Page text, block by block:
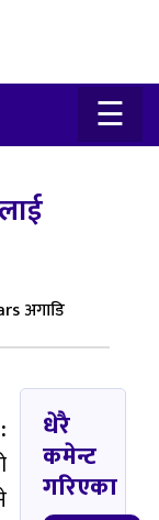
☰
अगाडि
धेरै
कमेन्ट
गरिएका